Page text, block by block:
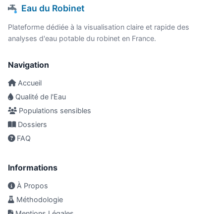
Eau du Robinet
Plateforme dédiée à la visualisation claire et rapide des
analyses d'eau potable du robinet en France.
Navigation
Accueil
Qualité de l'Eau
Populations sensibles
Dossiers
FAQ
Informations
À Propos
Méthodologie